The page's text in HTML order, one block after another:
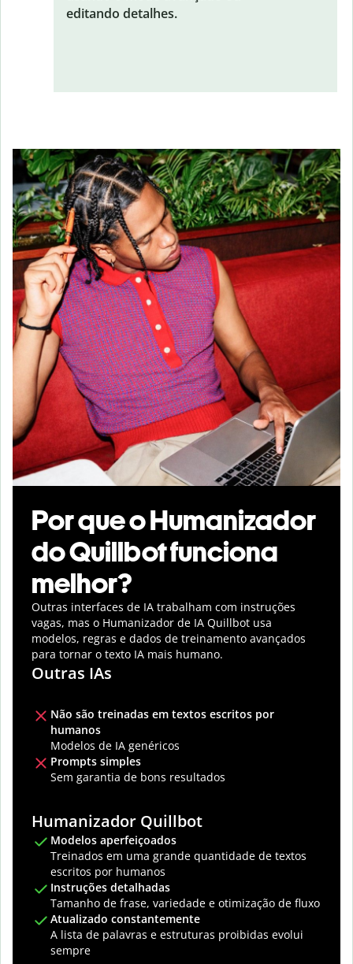
editando detalhes.
Por que o Humanizador
do Quillbot funciona
melhor?
Outras interfaces de IA trabalham com instruções
vagas, mas o Humanizador de IA Quillbot usa
modelos, regras e dados de treinamento avançados
para tornar o texto IA mais humano.
Outras IAs
Não são treinadas em textos escritos por
humanos
Modelos de IA genéricos
Prompts simples
Sem garantia de bons resultados
Humanizador Quillbot
Modelos aperfeiçoados
Treinados em uma grande quantidade de textos
escritos por humanos
Instruções detalhadas
Tamanho de frase, variedade e otimização de fluxo
Atualizado constantemente
A lista de palavras e estruturas proibidas evolui
sempre